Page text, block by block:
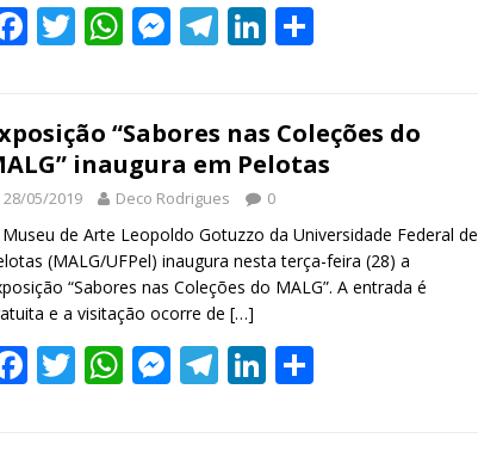
F
ac
b
o
o
k
T
w
er
W
h
s
A
p
p
M
e
e
n
g
er
T
el
gr
a
m
Li
n
e
dI
n
e
“Sabores nas Coleções do
inaugura em Pelotas
28/05/2019 Deco Rodrigues 0
de Arte Leopoldo Gotuzzo da Universidade Federal de
(MALG/UFPel) inaugura nesta terça-feira (28) a
“Sabores nas Coleções do MALG”. A entrada é
e a visitação ocorre de […]
F
ac
T
w
W
h
M
e
T
el
Li
n